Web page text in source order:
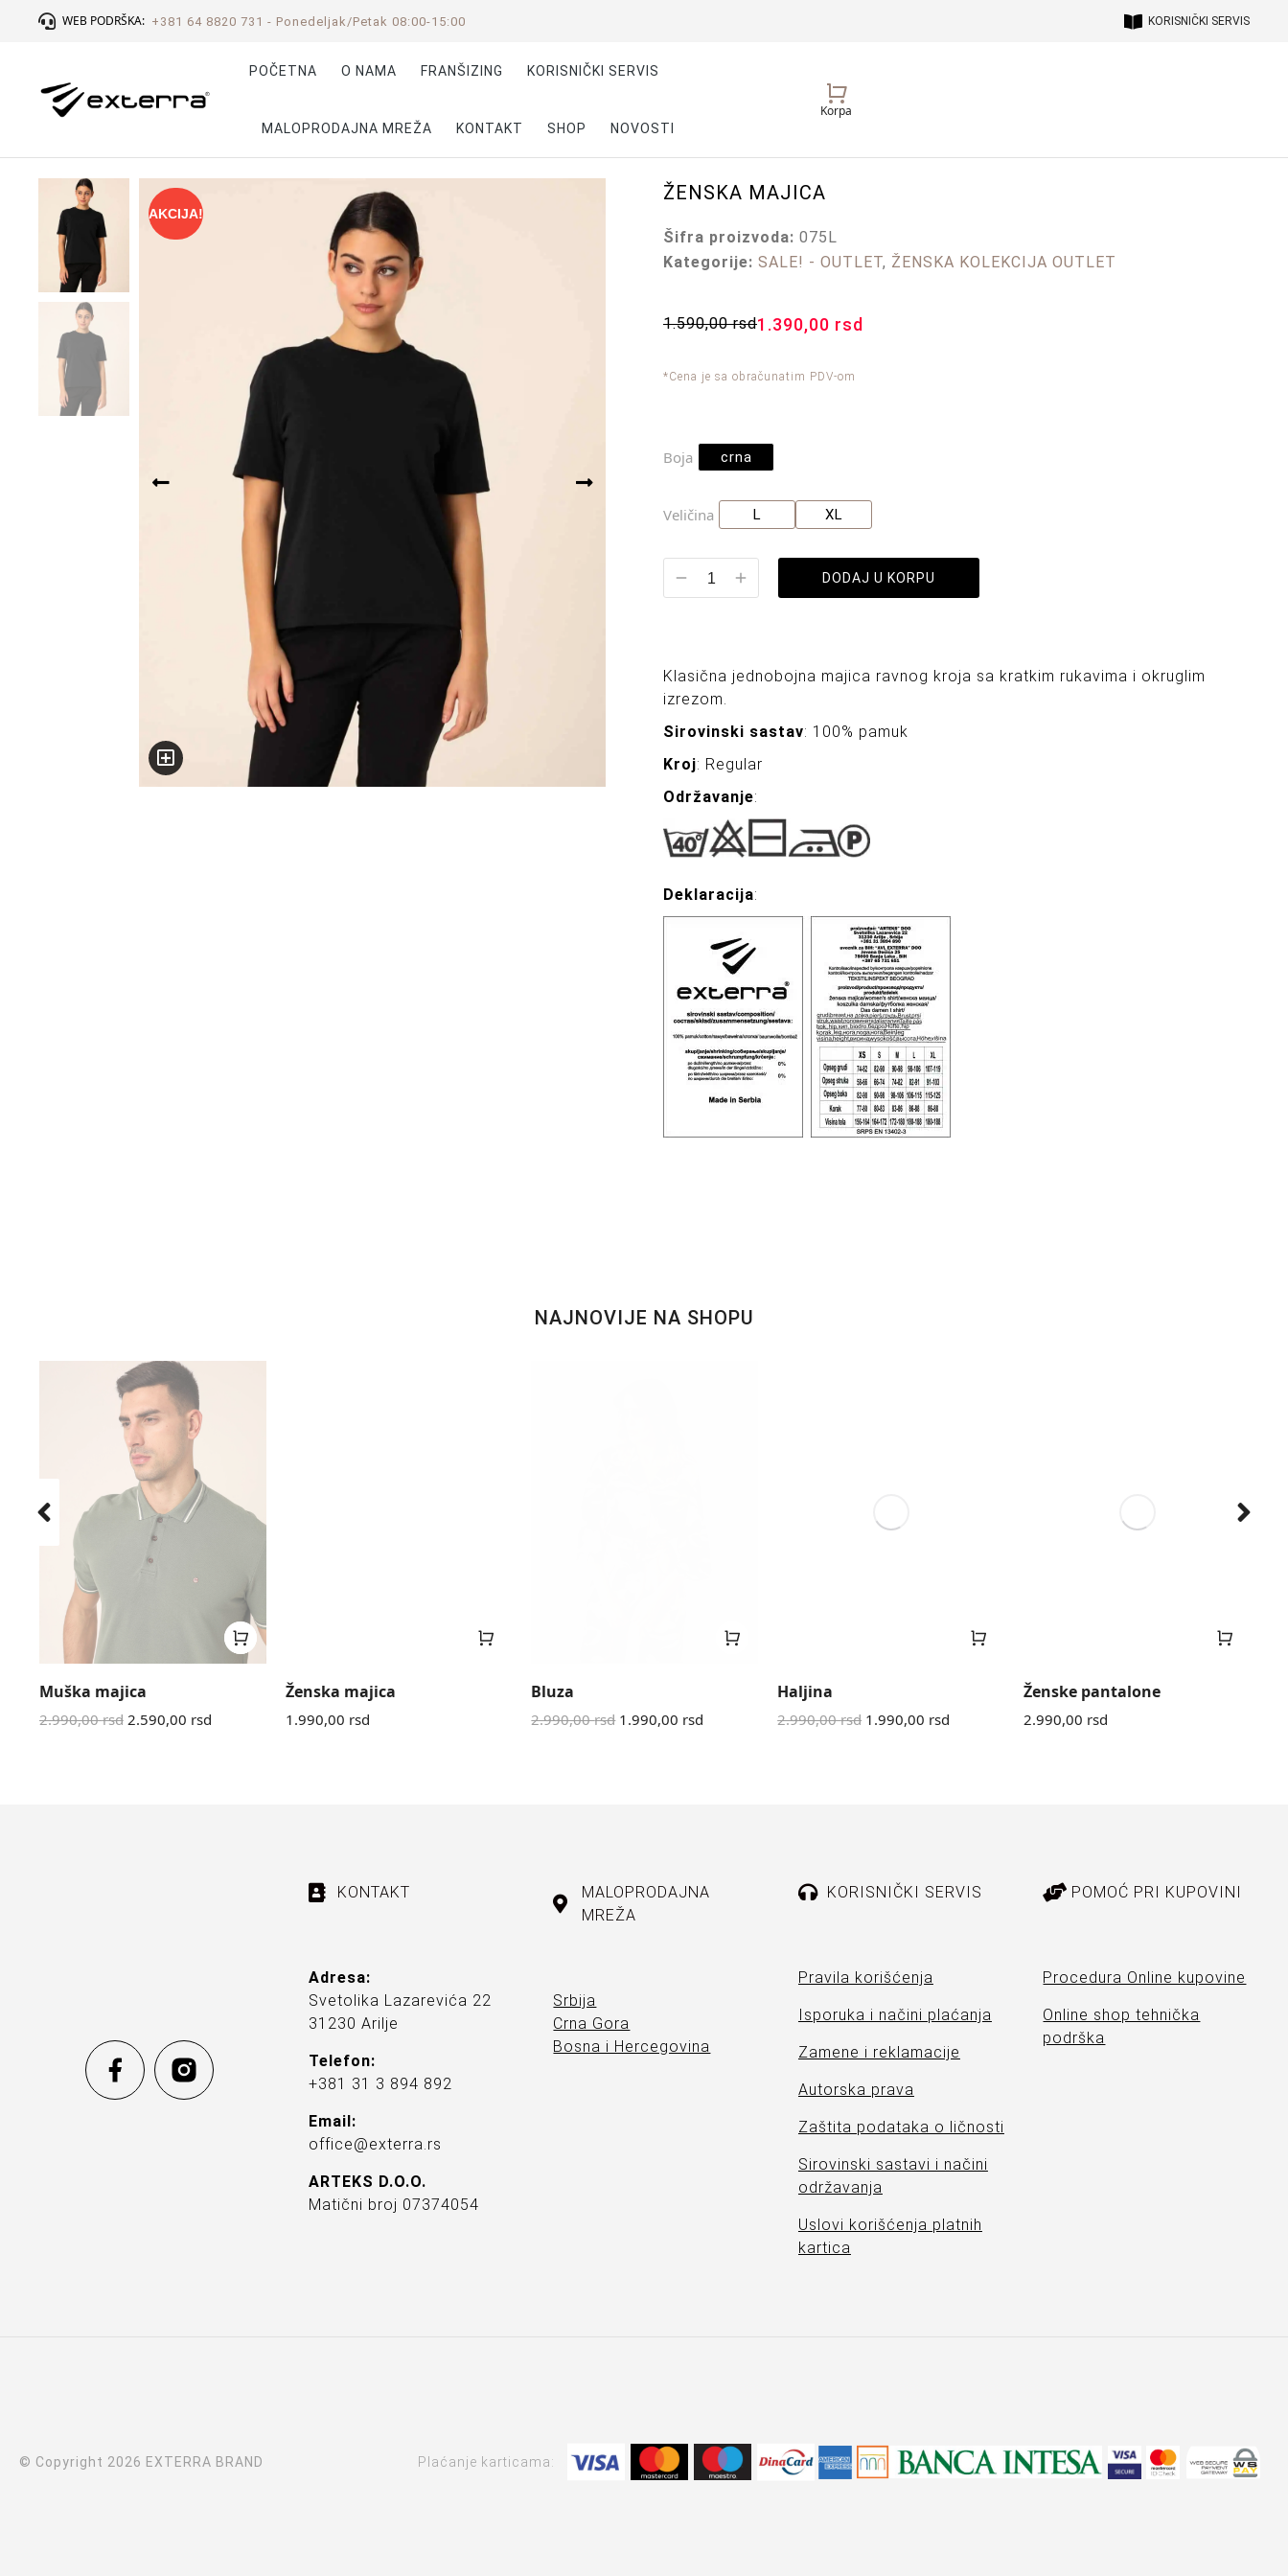
WEB PODRŠKA: +381 64 8820 731 - Ponedeljak/Petak 08:00-15:00 KORISNIČKI SERVIS
POČETNA O NAMA FRANŠIZING KORISNIČKI SERVIS
MALOPRODAJNA MREŽA KONTAKT SHOP NOVOSTI
Vaš
nalog
Korpa
AKCIJA!
ŽENSKA MAJICA
Šifra proizvoda: 075L
Kategorije: SALE! - OUTLET, ŽENSKA KOLEKCIJA OUTLET
1.590,00rsd1.390,00 rsd
*Cena je sa obračunatim PDV-om
Boja crna
Veličina L XL
DODAJ U KORPU
Klasična jednobojna majica ravnog kroja sa kratkim rukavima i okruglim
izrezom.
Sirovinski sastav: 100% pamuk
Kroj: Regular
Održavanje:
Deklaracija:
NAJNOVIJE NA SHOPU
Muška majica
2.990,00rsd 2.590,00 rsd
Ženska majica
1.990,00 rsd
Bluza
2.990,00rsd 1.990,00 rsd
Haljina
2.990,00rsd 1.990,00 rsd
Ženske pantalone
2.990,00 rsd
KONTAKT
Adresa:
Svetolika Lazarevića 22
31230 Arilje
Telefon:
+381 31 3 894 892
Email:
office@exterra.rs
ARTEKS D.O.O.
Matični broj 07374054
MALOPRODAJNA
MREŽA
Srbija
Crna Gora
Bosna i Hercegovina
KORISNIČKI SERVIS
Pravila korišćenja
Isporuka i načini plaćanja
Zamene i reklamacije
Autorska prava
Zaštita podataka o ličnosti
Sirovinski sastavi i načini
održavanja
Uslovi korišćenja platnih
kartica
POMOĆ PRI KUPOVINI
Procedura Online kupovine
Online shop tehnička
podrška
© Copyright 2026 EXTERRA BRAND Plaćanje karticama: